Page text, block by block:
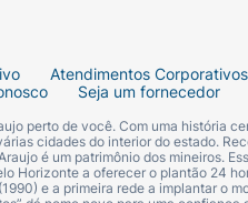
Atendimentos
Seja um fornecedor
perto de você. Com uma história
cidades do interior do estado.
é um patrimônio dos mineiros.
Horizonte a oferecer o plantão 24
e a primeira rede a implantar o